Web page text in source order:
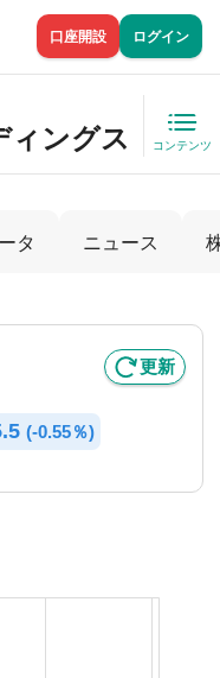
口座開設 ログイン
ィングス コンテンツ
タ ニュース
更新
(-0.55％)